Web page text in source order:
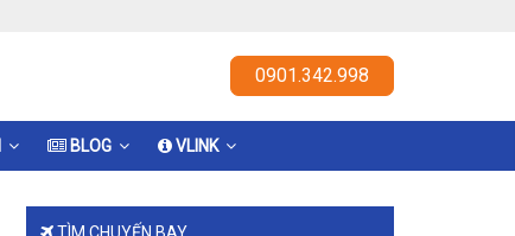
0901.342.998
BLOG VLINK